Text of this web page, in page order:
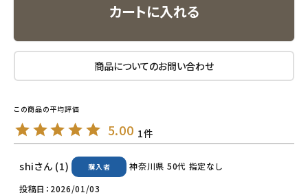
ご利用ガイド等
アカウント情報
ようこそ ゲスト 様
カートに入れる
商品についてのお問い合わせ
5.00 1
shi 1 購入者 神奈川県 50代 指定なし
投稿日
2026/01/03